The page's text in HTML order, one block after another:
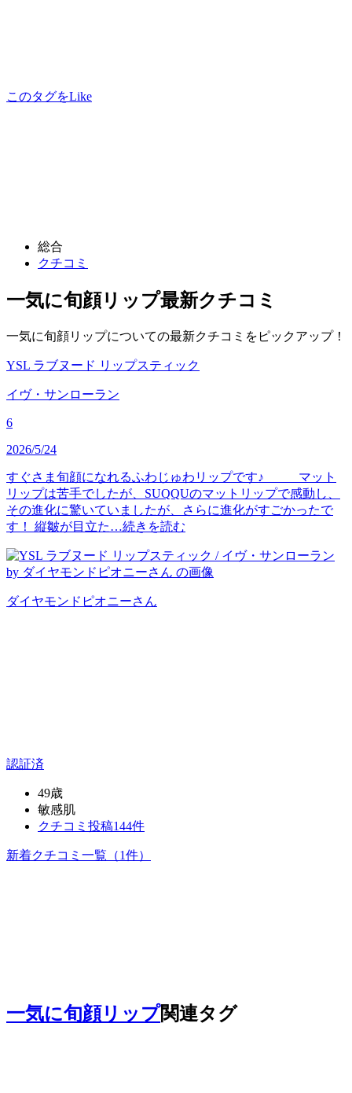
このタグをLike
総合
クチコミ
一気に旬顔リップ最新クチコミ
一気に旬顔リップについての最新クチコミをピックアップ！
YSL ラブヌード リップスティック
イヴ・サンローラン
6
2026/5/24
すぐさま旬顔になれるふわじゅわリップです♪ マット
リップは苦手でしたが、SUQQUのマットリップで感動し、
その進化に驚いていましたが、さらに進化がすごかったで
す！ 縦皺が目立た…続きを読む
ダイヤモンドピオニーさん
認証済
49歳
敏感肌
クチコミ投稿144件
新着クチコミ一覧 （1件）
一気に旬顔リップ関連タグ